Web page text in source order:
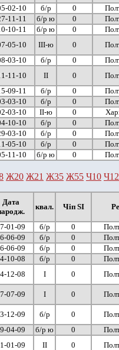
02-10 б/р 0
11-11 б/р ю 0
10-11 б/р ю 0
05-10 ІІІ-ю 0
03-10 б/р 0
11-10 ІІ 0
09-11 б/р 0
03-10 б/р 0
03-10 ІІ-ю 0
10-10 б/р 0
03-10 б/р 0
05-10 б/р 0
11-10 б/р ю 0
Ж20 Ж21 Ж35 Ж55 Ч10 Ч12
Дата
квал. Чіп SI
01-09 б/р 0
06-09 б/р 0
06-09 б/р 0
10-08 б/р 0
12-08 І 0
07-09 І 0
12-09 б/р 0
04-09 б/р ю 0
01-09 ІІ 0